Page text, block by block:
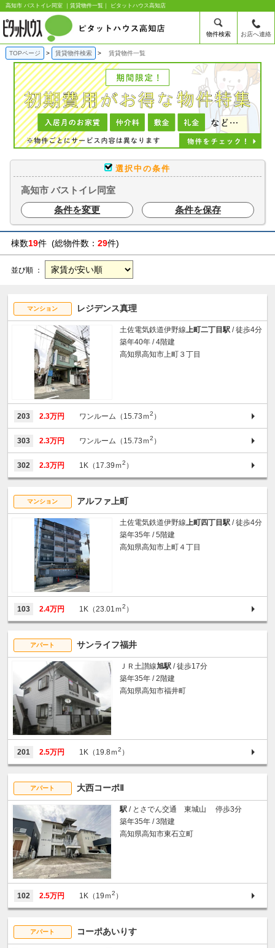
高知市 バストイレ同室 ｜賃貸物件一覧｜ ピタットハウス高知店
物件検索 お店へ連絡
TOPページ 賃貸物件検索 賃貸物件一覧
選択中の条件
高知市 バストイレ同室
条件を変更
条件を保存
棟数19件 (総物件数： 29件)
並び順 ：
マンション レジデンス真理
土佐電気鉄道伊野線上町二丁目駅 / 徒歩4分
築年40年 / 4階建
高知県高知市上町３丁目
203 2.3万円 ワンルーム（15.73ｍ2 ）
303 2.3万円 ワンルーム（15.73ｍ2 ）
302 2.3万円 1K（17.39ｍ2 ）
マンション アルファ上町
土佐電気鉄道伊野線上町四丁目駅 / 徒歩4分
築年35年 / 5階建
高知県高知市上町４丁目
103 2.4万円 1K（23.01ｍ2 ）
アパート サンライフ福井
ＪＲ土讃線旭駅 / 徒歩17分
築年35年 / 2階建
高知県高知市福井町
201 2.5万円 1K（19.8ｍ2 ）
アパート 大西コーポⅡ
駅 / とさでん交通 東城山 停歩3分
築年35年 / 3階建
高知県高知市東石立町
102 2.5万円 1K（19ｍ2 ）
アパート コーポあいりす